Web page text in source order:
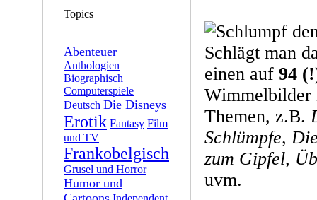
Topics
Abenteuer
Anthologien
Biographisch
Computerspiele
Deutsch Die Disneys
Erotik Fantasy Film
und TV
Frankobelgisch
Grusel und Horror
Humor und
Schlägt man
einen auf 94
Wimmelbilder
Themen, z.B.
Schlümpfe,
zum Gipfel,
uvm.